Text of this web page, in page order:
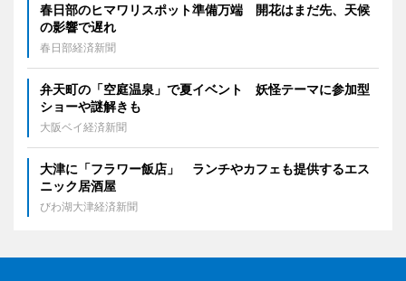
春日部のヒマワリスポット準備万端 開花はまだ先、天候
の影響で遅れ
春日部経済新聞
弁天町の「空庭温泉」で夏イベント 妖怪テーマに参加型
ショーや謎解きも
大阪ベイ経済新聞
大津に「フラワー飯店」 ランチやカフェも提供するエス
ニック居酒屋
びわ湖大津経済新聞